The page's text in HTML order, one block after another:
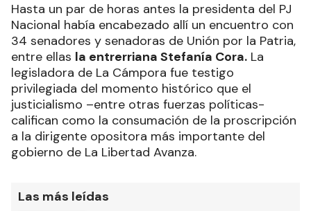
Hasta un par de horas antes la presidenta del PJ
Nacional había encabezado allí un encuentro con
34 senadores y senadoras de Unión por la Patria,
entre ellas la entrerriana Stefanía Cora. La
legisladora de La Cámpora fue testigo
privilegiada del momento histórico que el
justicialismo –entre otras fuerzas políticas-
califican como la consumación de la proscripción
a la dirigente opositora más importante del
gobierno de La Libertad Avanza.
Las más leídas